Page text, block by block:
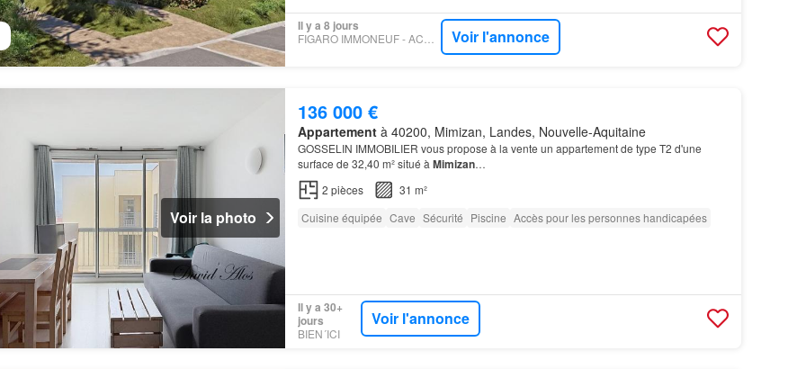
Il y a 8 jours
FIGARO IMMONEUF - ACHETER DU NEUF Voir l'annonce
Voir la photo
136 000 €
Appartementà 40200, Mimizan, Landes, Nouvelle-Aquitaine
GOSSELIN IMMOBILIER vous propose à la vente un appartement de type T2 d'une
surface de 32,40 m² situé à Mimizan…
2 pièces
31 m²
Cuisine équipée Cave Sécurité Piscine Accès pour les personnes handicapées
Il y a 30+
jours
BIEN´ICI
Voir l'annonce